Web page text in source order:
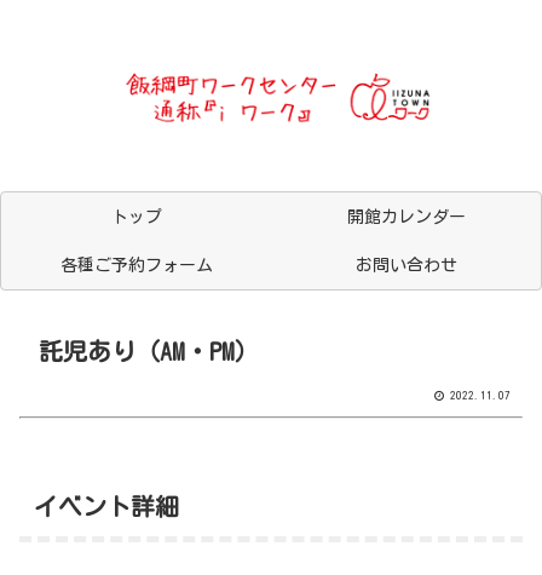
トップ 開館カレンダー
各種ご予約フォーム お問い合わせ
託児あり（AM・PM）
2022.11.07
イベント詳細